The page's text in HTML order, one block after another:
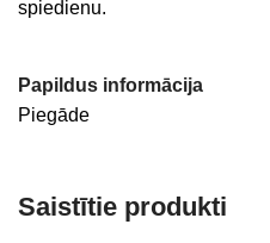
spiedienu.
Papildus informācija
Piegāde
Saistītie produkti